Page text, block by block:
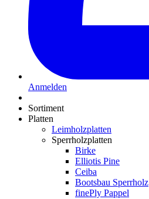
Anmelden
Sortiment
Platten
Leimholzplatten
Sperrholzplatten
Birke
Elliotis Pine
Ceiba
Bootsbau Sperrholz
finePly Pappel